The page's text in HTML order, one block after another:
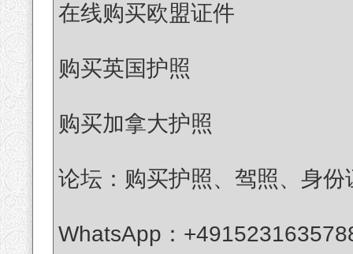
在线购买欧盟证件
购买英国护照
购买加拿大护照
论坛：购买护照、驾照、身份
WhatsApp：